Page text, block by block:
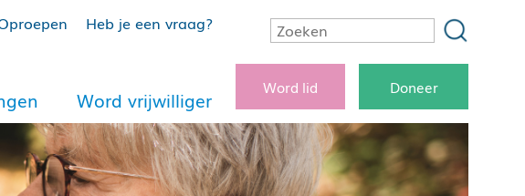
Heb je een vraag?
Word vrijwilliger
Word lid Doneer